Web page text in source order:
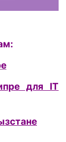
для IT